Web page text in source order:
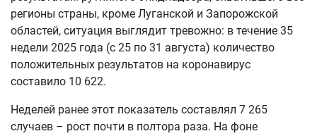
регионы страны, кроме Луганской и Запорожской
областей, ситуация выглядит тревожно: в течение 35
недели 2025 года (с 25 по 31 августа) количество
положительных результатов на коронавирус
составило 10 622.
Неделей ранее этот показатель составлял 7 265
случаев – рост почти в полтора раза. На фоне